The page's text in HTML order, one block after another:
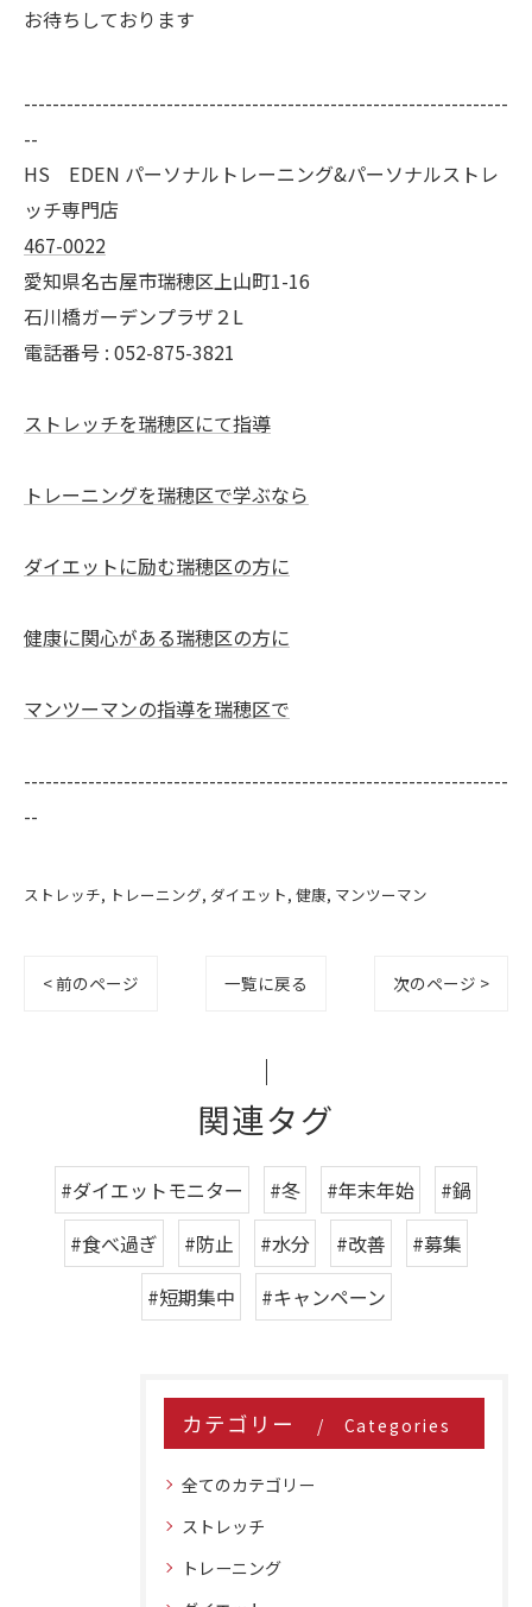
お待ちしております
--------------------------------------------------------------------
--
HS EDEN パーソナルトレーニング&パーソナルストレ
ッチ専門店
467-0022
愛知県名古屋市瑞穂区上山町1-16
石川橋ガーデンプラザ２L
電話番号 : 052-875-3821
ストレッチを瑞穂区にて指導
トレーニングを瑞穂区で学ぶなら
ダイエットに励む瑞穂区の方に
健康に関心がある瑞穂区の方に
マンツーマンの指導を瑞穂区で
--------------------------------------------------------------------
--
ストレッチ トレーニング ダイエット 健康 マンツーマン
< 前のページ 一覧に戻る 次のページ >
関連タグ
#ダイエットモニター #冬 #年末年始
#鍋
#食べ過ぎ
#防止 #水分 #改善
#募集
#短期集中
#キャンペーン
カテゴリー Categories
全てのカテゴリー
ストレッチ
トレーニング